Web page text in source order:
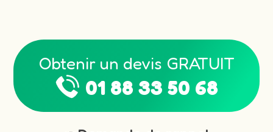
Obtenir un devis GRATUIT
01 88 33 50 68